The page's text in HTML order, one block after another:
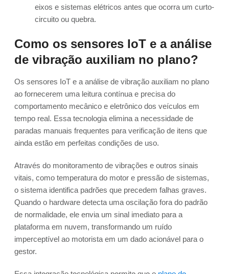
eixos e sistemas elétricos antes que ocorra um curto-
circuito ou quebra.
Como os sensores IoT e a análise
de vibração auxiliam no plano?
Os sensores IoT e a análise de vibração auxiliam no plano
ao fornecerem uma leitura contínua e precisa do
comportamento mecânico e eletrônico dos veículos em
tempo real. Essa tecnologia elimina a necessidade de
paradas manuais frequentes para verificação de itens que
ainda estão em perfeitas condições de uso.
Através do monitoramento de vibrações e outros sinais
vitais, como temperatura do motor e pressão de sistemas,
o sistema identifica padrões que precedem falhas graves.
Quando o hardware detecta uma oscilação fora do padrão
de normalidade, ele envia um sinal imediato para a
plataforma em nuvem, transformando um ruído
imperceptível ao motorista em um dado acionável para o
gestor.